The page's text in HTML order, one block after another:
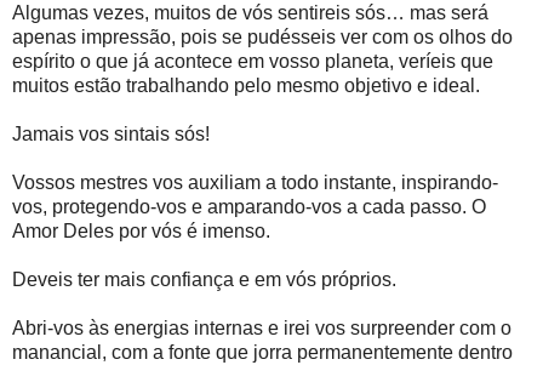
Algumas vezes, muitos de vós sentireis sós… mas será
apenas impressão, pois se pudésseis ver com os olhos do
espírito o que já acontece em vosso planeta, veríeis que
muitos estão trabalhando pelo mesmo objetivo e ideal.
Jamais vos sintais sós!
Vossos mestres vos auxiliam a todo instante, inspirando-
vos, protegendo-vos e amparando-vos a cada passo. O
Amor Deles por vós é imenso.
Deveis ter mais confiança e em vós próprios.
Abri-vos às energias internas e irei vos surpreender com o
manancial, com a fonte que jorra permanentemente dentro